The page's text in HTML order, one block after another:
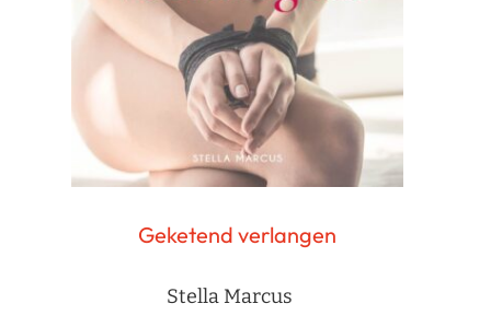
Geketend verlangen
Stella Marcus